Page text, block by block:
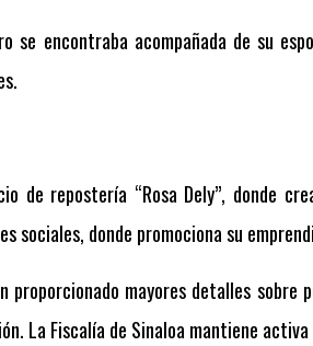
se encontraba acompañada de su
de repostería “Rosa Dely”, donde
sociales, donde promociona su
proporcionado mayores detalles sobre
La Fiscalía de Sinaloa mantiene activa